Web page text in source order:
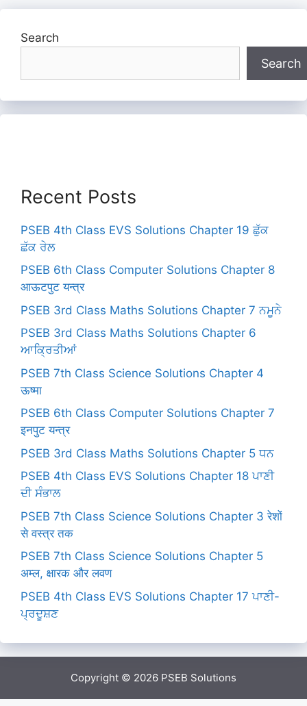
Search
Search
Recent Posts
PSEB 4th Class EVS Solutions Chapter 19 ਛੁੱਕ
ਛੱਕ ਰੇਲ
PSEB 6th Class Computer Solutions Chapter 8
आऊटपुट यन्त्र
PSEB 3rd Class Maths Solutions Chapter 7 ਨਮੂਨੇ
PSEB 3rd Class Maths Solutions Chapter 6
ਆਕ੍ਰਿਤੀਆਂ
PSEB 7th Class Science Solutions Chapter 4
ऊष्मा
PSEB 6th Class Computer Solutions Chapter 7
इनपुट यन्त्र
PSEB 3rd Class Maths Solutions Chapter 5 ਧਨ
PSEB 4th Class EVS Solutions Chapter 18 ਪਾਣੀ
ਦੀ ਸੰਭਾਲ
PSEB 7th Class Science Solutions Chapter 3 रेशों
से वस्त्र तक
PSEB 7th Class Science Solutions Chapter 5
अम्ल, क्षारक और लवण
PSEB 4th Class EVS Solutions Chapter 17 ਪਾਣੀ-
ਪ੍ਰਦੂਸ਼ਣ
Copyright © 2026 PSEB Solutions